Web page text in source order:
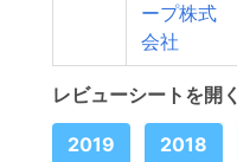
ープ株式
会社
レビューシートを開く
2019 2018